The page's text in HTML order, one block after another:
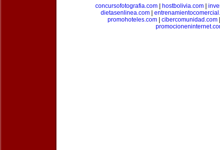
concursofotografia.com| hostbolivia.com|
dietasenlinea.com|
promohoteles.com
cibercomunidad.com